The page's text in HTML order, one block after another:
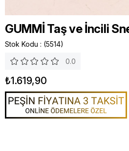
GUMMİ Taş ve İncili
Stok Kodu (5514)
0.0
₺1.619,90